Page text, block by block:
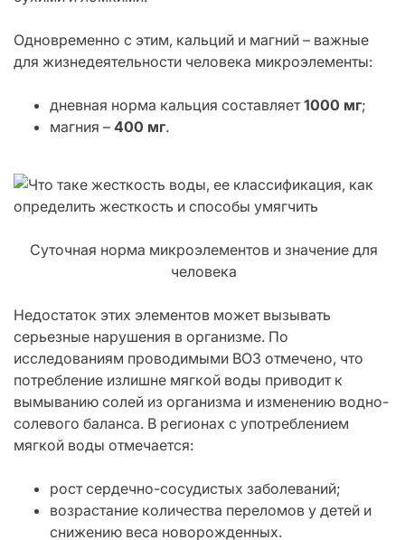
Одновременно с этим, кальций и магний – важные
для жизнедеятельности человека микроэлементы:
дневная норма кальция составляет1000 мг;
магния – 400 мг.
Суточная норма микроэлементов и значение для
человека
Недостаток этих элементов может вызывать
серьезные нарушения в организме. По
исследованиям проводимыми ВОЗ отмечено, что
потребление излишне мягкой воды приводит к
вымыванию солей из организма и изменению водно-
солевого баланса. В регионах с употреблением
мягкой воды отмечается:
рост сердечно-сосудистых заболеваний;
возрастание количества переломов у детей и
снижению веса новорожденных.